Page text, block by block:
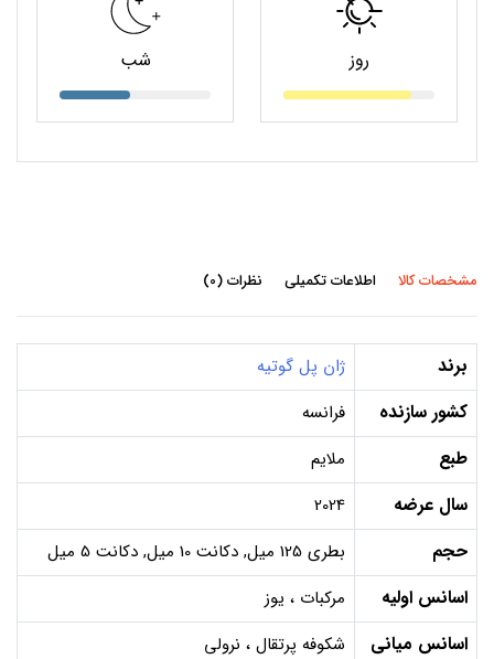
روز شب
مشخصات کالا اطلاعات تکمیلی نظرات (0)
برند ژان پل گوتیه
کشور سازنده فرانسه
طبع ملایم
سال عرضه 2024
حجم بطری 125 میل, دکانت 10 میل, دکانت 5 میل
اسانس اولیه مرکبات ، یوز
اسانس میانی شکوفه پرتقال ، نرولی